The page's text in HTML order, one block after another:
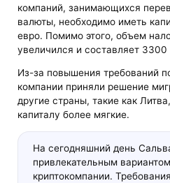
компаний, занимающихся
валюты, необходимо иметь
евро. Помимо этого, объем
увеличился и составляет 3300
Из-за повышения требований
компании приняли решение
другие страны, такие как
капиталу более мягкие.
На сегодняшний день
привлекательным
криптокомпании.